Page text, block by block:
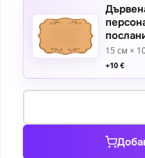
15 см ×
+10 €
количество
Пейзаж